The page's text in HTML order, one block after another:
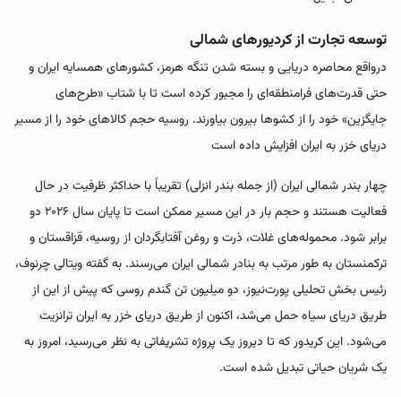
توسعه تجارت از کردیورهای شمالی
درواقع محاصره دریایی و بسته شدن تنگه هرمز، کشورهای همسایه ایران و
حتی قدرت‌های فرامنطقه‌ای را مجبور کرده است تا با شتاب «طرح‌های
جایگزین» خود را از کشوها بیرون بیاورند. روسیه حجم کالاهای خود را از مسیر
دریای خزر به ایران افزایش داده است
چهار بندر شمالی ایران (از جمله بندر انزلی) تقریباً با حداکثر ظرفیت در حال
فعالیت هستند و حجم بار در این مسیر ممکن است تا پایان سال ۲۰۲۶ دو
برابر شود. محموله‌های غلات، ذرت و روغن آفتابگردان از روسیه، قزاقستان و
ترکمنستان به طور مرتب به بنادر شمالی ایران می‌رسند. به گفته ویتالی چرنوف،
رئیس بخش تحلیلی پورت‌نیوز، دو میلیون تن گندم روسی که پیش از این از
طریق دریای سیاه حمل می‌شد، اکنون از طریق دریای خزر به ایران ترانزیت
می‌شود. این کریدور که تا دیروز یک پروژه تشریفاتی به نظر می‌رسید، امروز به
یک شریان حیاتی تبدیل شده است.